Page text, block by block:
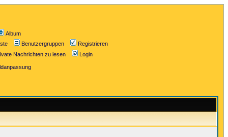
Album
Benutzergruppen
Registrieren
Nachrichten zu lesen Login